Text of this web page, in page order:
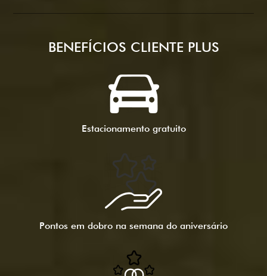
BENEFÍCIOS CLIENTE PLUS
Estacionamento gratuito
Pontos em dobro na semana do aniversário